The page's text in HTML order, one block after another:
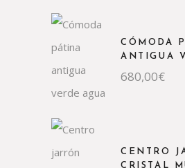
CÓMODA
ANTIGUA
680,00€
CENTRO
CRISTAL